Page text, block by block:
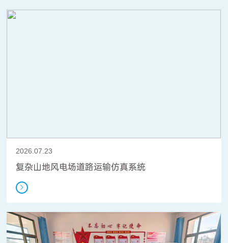
2026.07.23
复杂山地风电场道路运输仿真系统